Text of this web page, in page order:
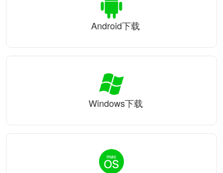
Android下载
Windows下载